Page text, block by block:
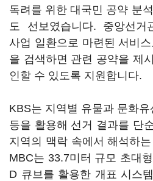
독려를 위한 대국민 공약 분
도 선보였습니다. 중앙선거
사업 일환으로 마련된 서비
을 검색하면 관련 공약을 제
인할 수 있도록 지원합니다.
KBS는 지역별 유물과 문화
등을 활용해 선거 결과를 단
지역의 맥락 속에서 해석하
MBC는 33.7미터 규모 초대
D 큐브를 활용한 개표 시스